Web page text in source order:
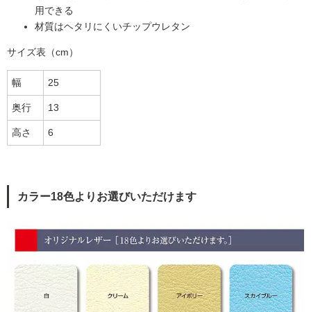
用できる
材質はヘタリにくいチップウレタン
サイズ表（cm）
幅 25
奥行 13
高さ 6
カラー18色よりお選びいただけます